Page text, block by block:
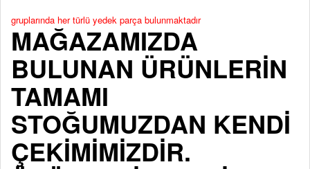
gruplarında her türlü yedek parça bulunmaktadır
MAĞAZAMIZDA
BULUNAN ÜRÜNLERİN
TAMAMI
STOĞUMUZDAN KENDİ
ÇEKİMİMİZDİR.